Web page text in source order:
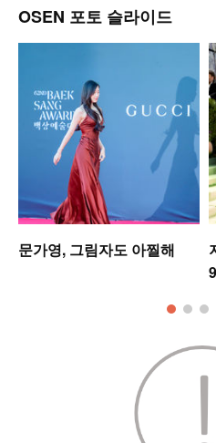
OSEN 포토 슬라이드
문가영, 그림자도 아찔해